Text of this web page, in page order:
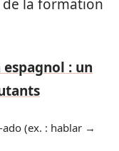
de la formation
: un
ado (ex. : hablar →